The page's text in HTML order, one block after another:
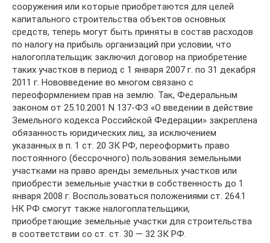
сооружения или которые приобретаются для целей
капитального строительства объектов основных
средств, теперь могут быть приняты в состав расходов
по налогу на прибыль организаций при условии, что
налогоплательщик заключил договор на приобретение
таких участков в период с 1 января 2007 г. по 31 декабря
2011 г. Нововведение во многом связано с
переоформлением прав на землю. Так, Федеральным
законом от 25.10.2001 N 137-ФЗ «О введении в действие
Земельного кодекса Российской Федерации» закреплена
обязанность юридических лиц, за исключением
указанных в п. 1 ст. 20 ЗК РФ, переоформить право
постоянного (бессрочного) пользования земельными
участками на право аренды земельных участков или
приобрести земельные участки в собственность до 1
января 2008 г. Воспользоваться положениями ст. 264.1
НК РФ смогут также налогоплательщики,
приобретающие земельные участки для строительства
в соответствии со ст. ст. 30 — 32 ЗК РФ.